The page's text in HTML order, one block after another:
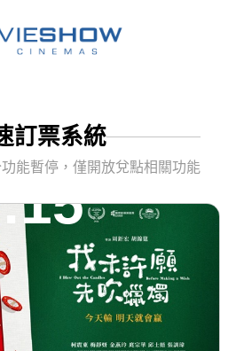
訂票系統
能暫停，僅開放兌點相關功能